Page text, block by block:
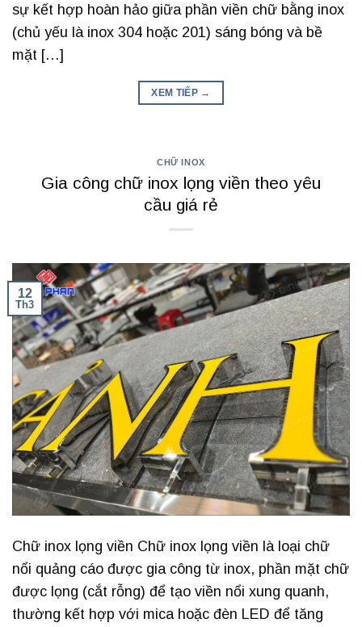
sự kết hợp hoàn hảo giữa phần viền chữ bằng inox
(chủ yếu là inox 304 hoặc 201) sáng bóng và bề
mặt […]
XEM TIẾP →
CHỮ INOX
Gia công chữ inox lọng viền theo yêu
cầu giá rẻ
12
Th3
Chữ inox lọng viền Chữ inox lọng viền là loại chữ
nổi quảng cáo được gia công từ inox, phần mặt chữ
được lọng (cắt rỗng) để tạo viền nổi xung quanh,
thường kết hợp với mica hoặc đèn LED để tăng